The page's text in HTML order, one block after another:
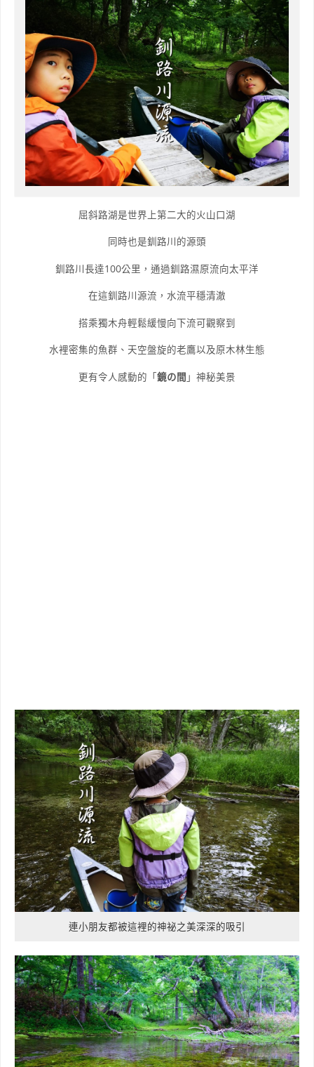
屈斜路湖是世界上第二大的火山口湖
同時也是釧路川的源頭
釧路川長達100公里，通過釧路濕原流向太平洋
在這釧路川源流，水流平穩清澈
搭乘獨木舟輕鬆緩慢向下流可觀察到
水裡密集的魚群、天空盤旋的老鷹以及原木林生態
更有令人感動的「鏡の間 」神秘美景
連小朋友都被這裡的神祕之美深深的吸引